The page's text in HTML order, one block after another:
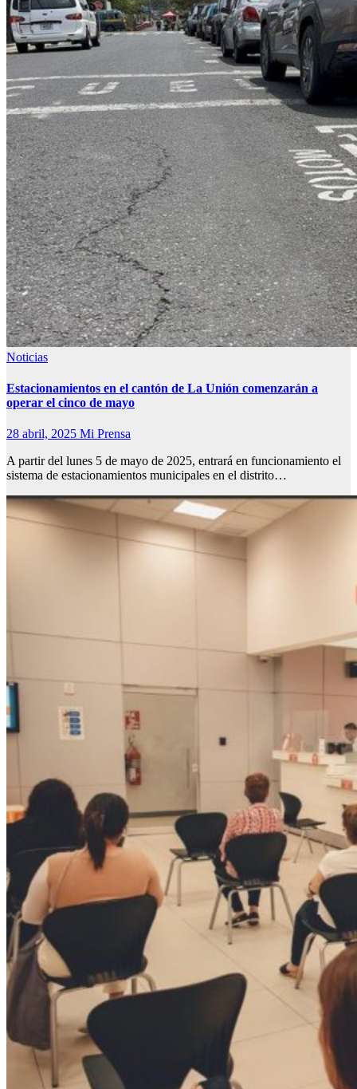
Noticias
Estacionamientos en el cantón de La Unión comenzarán a
operar el cinco de mayo
28 abril, 2025 Mi Prensa
A partir del lunes 5 de mayo de 2025, entrará en funcionamiento el
sistema de estacionamientos municipales en el distrito…